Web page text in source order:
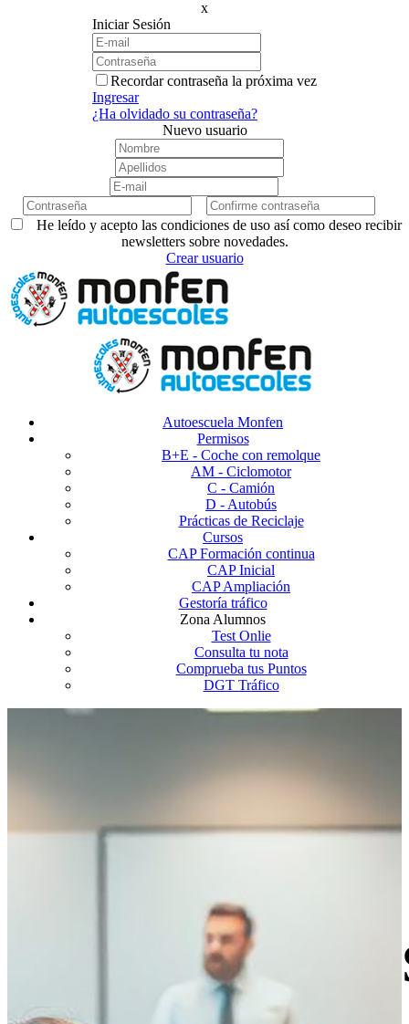
x
Iniciar Sesión
Recordar contraseña la próxima vez
Ingresar
¿Ha olvidado su contraseña?
Nuevo usuario
He leído y acepto las condiciones de uso así como deseo recibir
newsletters sobre novedades.
Crear usuario
Autoescuela Monfen
Permisos
B+E - Coche con remolque
AM - Ciclomotor
C - Camión
D - Autobús
Prácticas de Reciclaje
Cursos
CAP Formación continua
CAP Inicial
CAP Ampliación
Gestoría tráfico
Zona Alumnos
Test Onlie
Consulta tu nota
Comprueba tus Puntos
DGT Tráfico